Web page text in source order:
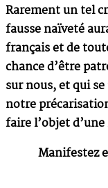
Rarement un tel
fausse naïveté
français et de
chance d’être
sur nous, et qui
notre
faire l’objet
Manifestez